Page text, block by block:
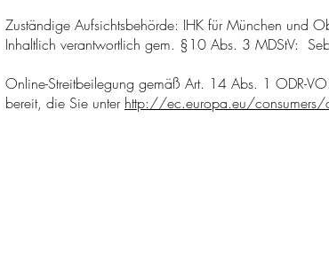
Zuständige Aufsichtsbehörde: IHK für München und
Inhaltlich verantwortlich gem. §10 Abs. 3 MDStV:
Online-Streitbeilegung gemäß Art. 14 Abs. 1 ODR-
bereit, die Sie unter http://ec.europa.eu/